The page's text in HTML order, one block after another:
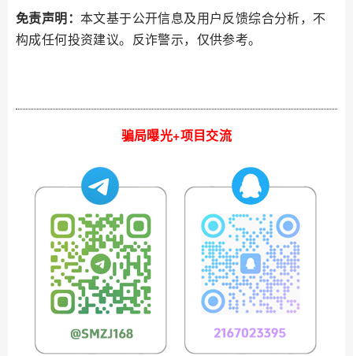
免责声明： 本文基于公开信息及用户反馈综合分析，不
构成任何投资建议。反诈警示，仅供参考。
骗局曝光+项目交流